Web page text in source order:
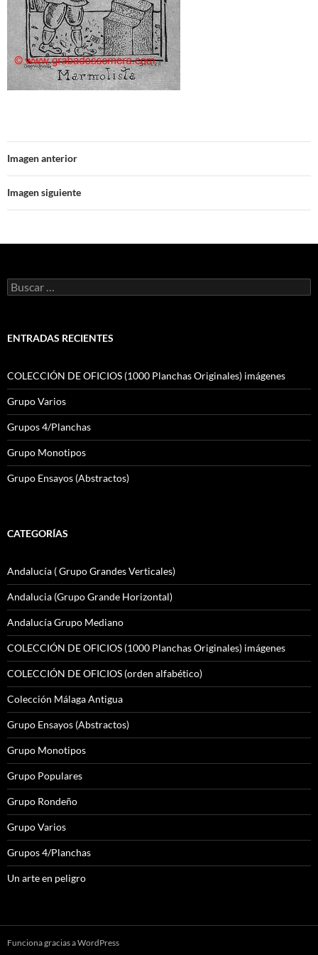
Imagen anterior
Imagen siguiente
Buscar:
ENTRADAS RECIENTES
COLECCIÓN DE OFICIOS (1000 Planchas Originales) imágenes
Grupo Varios
Grupos 4/Planchas
Grupo Monotipos
Grupo Ensayos (Abstractos)
CATEGORÍAS
Andalucía ( Grupo Grandes Verticales)
Andalucia (Grupo Grande Horizontal)
Andalucía Grupo Mediano
COLECCIÓN DE OFICIOS (1000 Planchas Originales) imágenes
COLECCIÓN DE OFICIOS (orden alfabético)
Colección Málaga Antigua
Grupo Ensayos (Abstractos)
Grupo Monotipos
Grupo Populares
Grupo Rondeño
Grupo Varios
Grupos 4/Planchas
Un arte en peligro
Funciona gracias a WordPress